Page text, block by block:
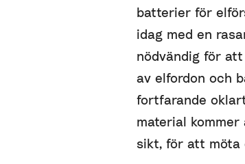
batterier för
idag med en
nödvändig för
av elfordon och
fortfarande
material
sikt, för att möta